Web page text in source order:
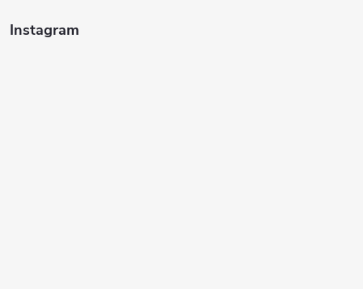
Instagram